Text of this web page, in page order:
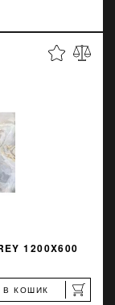
1200X600
В КОШИК